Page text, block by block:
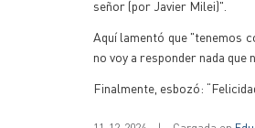
señor (por Javier Milei)".
Aquí lamentó que "tenemos
no voy a responder nada que
Finalmente, esbozó: